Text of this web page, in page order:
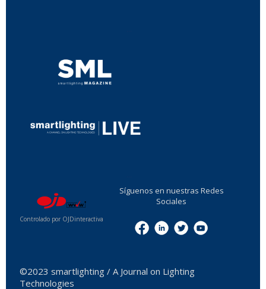
Controlado por OJDinteractiva
Síguenos en nuestras Redes
Sociales
©2023 smartlighting / A Journal on Lighting
Technologies